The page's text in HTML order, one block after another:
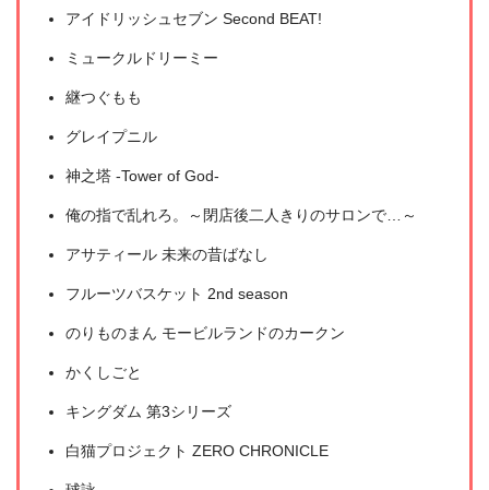
アイドリッシュセブン Second BEAT!
ミュークルドリーミー
継つぐもも
グレイプニル
神之塔 -Tower of God-
俺の指で乱れろ。～閉店後二人きりのサロンで…～
アサティール 未来の昔ばなし
フルーツバスケット 2nd season
のりものまん モービルランドのカークン
かくしごと
キングダム 第3シリーズ
白猫プロジェクト ZERO CHRONICLE